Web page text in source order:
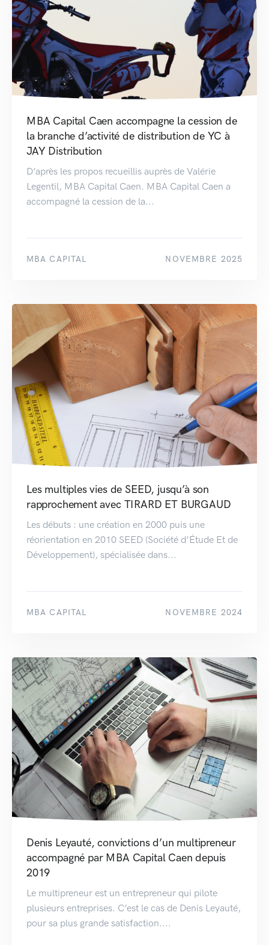
MBA Capital Caen accompagne la cession de
la branche d’activité de distribution de YC à
JAY Distribution
D’après les propos recueillis auprès de Valérie
Legentil, MBA Capital Caen. MBA Capital Caen a
accompagné la cession de la...
MBA CAPITAL NOVEMBRE 2025
Les multiples vies de SEED, jusqu’à son
rapprochement avec TIRARD ET BURGAUD
Les débuts : une création en 2000 puis une
réorientation en 2010 SEED (Société d’Étude Et de
Développement), spécialisée dans...
MBA CAPITAL NOVEMBRE 2024
Denis Leyauté, convictions d’un multipreneur
accompagné par MBA Capital Caen depuis
2019
Le multipreneur est un entrepreneur qui pilote
plusieurs entreprises. C’est le cas de Denis Leyauté,
pour sa plus grande satisfaction....